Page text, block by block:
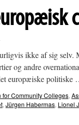
ikke af sig selv.
og andre
europæiske politiske
for Community Colleges,
, Jürgen Habermas, Lionel